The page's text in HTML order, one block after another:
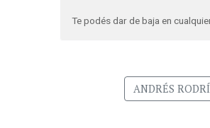
Te podés dar de baja en
ANDRÉS